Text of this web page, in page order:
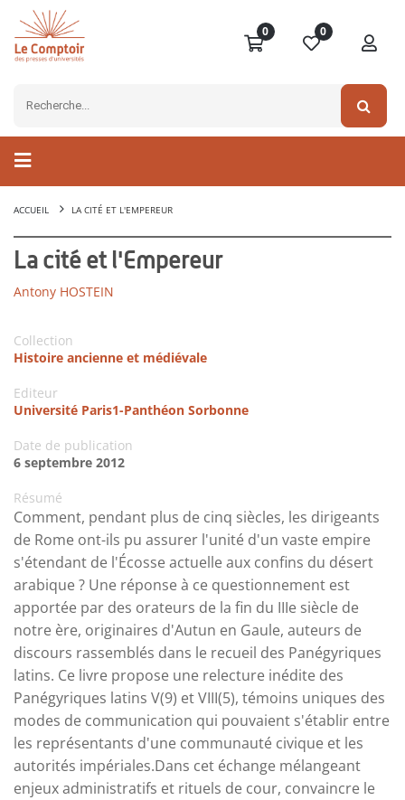
0 0
ACCUEIL LA CITÉ ET L'EMPEREUR
La cité et l'Empereur
Antony HOSTEIN
Collection
Histoire ancienne et médiévale
Editeur
Université Paris1-Panthéon Sorbonne
Date de publication
6 septembre 2012
Résumé
Comment, pendant plus de cinq siècles, les dirigeants
de Rome ont-ils pu assurer l'unité d'un vaste empire
s'étendant de l'Écosse actuelle aux confins du désert
arabique ? Une réponse à ce questionnement est
apportée par des orateurs de la fin du IIIe siècle de
notre ère, originaires d'Autun en Gaule, auteurs de
discours rassemblés dans le recueil des Panégyriques
latins. Ce livre propose une relecture inédite des
Panégyriques latins V(9) et VIII(5), témoins uniques des
modes de communication qui pouvaient s'établir entre
les représentants d'une communauté civique et les
autorités impériales.Dans cet échange mélangeant
enjeux administratifs et rituels de cour, convaincre le